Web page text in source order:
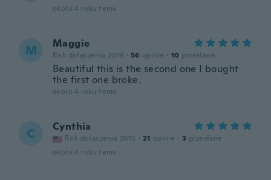
około 4 roku temu
M Maggie
Rok dołączenia 2019 · 56 opinie · 10 przesłane
Beautiful this is the second one I bought
the first one broke.
około 4 roku temu
C Cynthia
Rok dołączenia 2015 · 21 opinie · 3 przesłane
około 4 roku temu